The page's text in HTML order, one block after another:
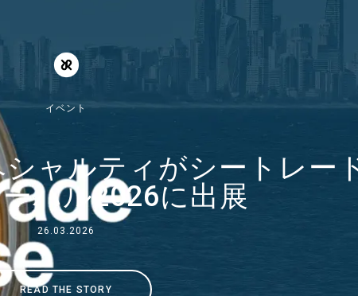
イベント
ャルティがシートレー
バル2026に出展
26.03.2026
READ THE STORY
プ
オ・グループに
オ・グループの
いて
ニ
歴史
研